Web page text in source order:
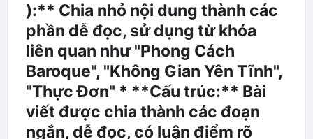
):** Chia nhỏ nội dung thành các
phần dễ đọc, sử dụng từ khóa
liên quan như "Phong Cách
Baroque", "Không Gian Yên Tĩnh",
"Thực Đơn" * **Cấu trúc:** Bài
viết được chia thành các đoạn
ngắn, dễ đọc, có luận điểm rõ